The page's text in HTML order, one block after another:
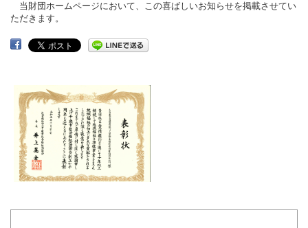
当財団ホームページにおいて、この喜ばしいお知らせを掲載させてい
ただきます。